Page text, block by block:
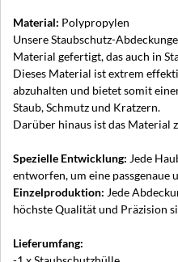
Material: Polypropylen
Unsere Staubschutz-
Material gefertigt, das auch in
Dieses Material ist extrem
abzuhalten und bietet somit
Staub, Schmutz und Kratzern.
Darüber hinaus ist das Material
Spezielle Entwicklung: Jede
entworfen, um eine passgenaue
Einzelproduktion: Jede
höchste Qualität und Präzision
Lieferumfang: